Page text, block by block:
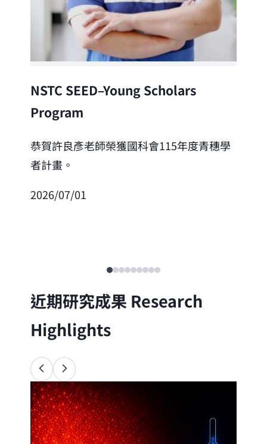
NSTC SEED–Young Scholars
Program
恭賀許良彥老師榮獲國科會115年度青穗學
者計畫。
2026/07/01
近期研究成果 Research
Highlights